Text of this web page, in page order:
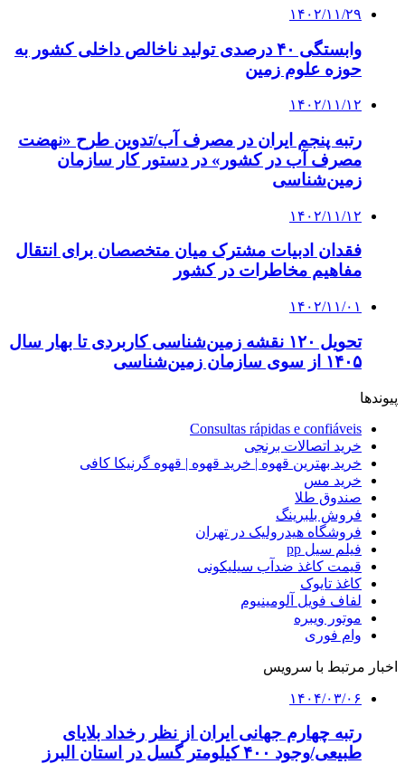
۱۴۰۲/۱۱/۲۹
وابستگی ۴۰ درصدی تولید ناخالص داخلی کشور به
حوزه علوم زمین
۱۴۰۲/۱۱/۱۲
رتبه پنجم ایران در مصرف آب/تدوین طرح «نهضت
مصرف آب در کشور» در دستور کار سازمان
زمین‌شناسی
۱۴۰۲/۱۱/۱۲
فقدان ادبیات مشترک میان متخصصان برای انتقال
مفاهیم مخاطرات در کشور
۱۴۰۲/۱۱/۰۱
تحویل ۱۲۰ نقشه زمین‌شناسی کاربردی تا بهار سال
۱۴۰۵ از سوی سازمان زمین‌شناسی
پیوندها
Consultas rápidas e confiáveis
خرید اتصالات برنجی
خرید بهترین قهوه | خرید قهوه | قهوه گرنیکا کافی
خرید مس
صندوق طلا
فروش بلبرینگ
فروشگاه هیدرولیک در تهران
فیلم سیل pp
قیمت کاغذ ضدآب سیلیکونی
کاغذ تایوک
لفاف فویل آلومینیوم
موتور ویبره
وام فوری
اخبار مرتبط با سرویس
۱۴۰۴/۰۳/۰۶
رتبه چهارم جهانی ایران از نظر رخداد بلایای
طبیعی/وجود ۴۰۰ کیلومتر گسل در استان البرز